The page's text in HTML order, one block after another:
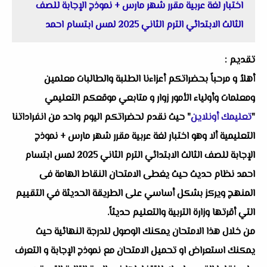
اختبار لغة عربية مقرر شهر مارس + نموذج الإجابة للصف
الثالث الابتدائي الترم الثاني 2025 لمس ابتسام احمد
تقديم :
أهلاُ و مرحباً بحضراتكم أعزاءنا الطلبة والطالبات معلمين
ومعلمات وأولياء الأمور زوار و متابعي موقعكم التعليمي
"تعليمك أونلاين" حيث نقدم لحضراتكم اليوم واحد من انفراداتنا
التعليمية ألا وهو اختبار لغة عربية مقرر شهر مارس + نموذج
الإجابة للصف الثالث الابتدائي الترم الثاني 2025 لمس ابتسام
احمد نظام حديث حيث يغطى الامتحان النقاط الهامة فى
المنهج ويركز بشكل أساسي على الطريقة الحديثة في التقييم
التي أقرتها وزارة التربية والتعليم حديثاً.
من خلال هذا الامتحان يمكنك الوصول للدرجة النهائية حيث
يمكنك استعراض او تحميل الامتحان مع نموذج الإجابة و التعرف